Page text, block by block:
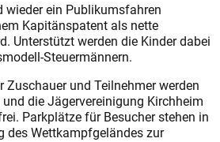
wieder ein Publikumsfahren
Kapitänspatent als nette
Unterstützt werden die Kinder dabei
Steuermännern.
Zuschauer und Teilnehmer werden
die Jägervereinigung Kirchheim
Parkplätze für Besucher stehen in
des Wettkampfgeländes zur